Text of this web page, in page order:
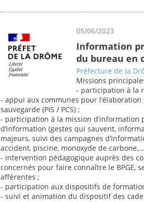
05/06/2023
Information
du bureau en
Préfecture de la
Missions
- participation à la
- appui aux communes pour
sauvegarde (PIS / PCS) ;
- participation à la mission d’information
d’information (gestes qui sauvent,
majeurs, suivi des campagnes
accident, piscine, monoxyde de
- intervention pédagogique auprès des
concernés pour faire connaître le BPGE,
afférentes ;
- participation aux dispositifs de
- suivi et animation du dispositif des